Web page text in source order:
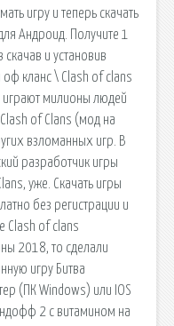
игру и теперь скачать
Андроид. Получите 1
и установив
кланс \ Clash of clans
играют милионы людей
of Clans (мод на
взломанных игр. В
разработчик игры
уже. Скачать игры
без регистрации и
Clash of clans
2018, то сделали
игру Битва
(ПК Windows) или IOS
2 с витамином на